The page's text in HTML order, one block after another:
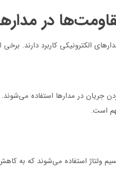
در
الکترونیکی کاربرد دارند. برخی
جریان در مدارها استفاده
است.
ولتاژ استفاده می‌شوند که به